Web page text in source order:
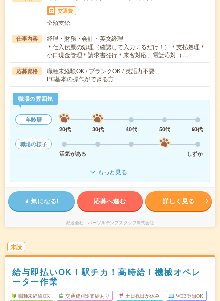
交通費
全額支給
仕事内容
経理・財務・会計・英文経理
＊仕入伝票の処理（確認して入力するだけ！）＊支払処理＊
小口現金管理＊請求書発行＊来客対応、電話応対（…
応募資格
職種未経験OK / ブランクOK / 英語力不要
PC基本の操作ができる方
職場の雰囲気
年齢層
20代
30代 40代 50代
60代
職場の様子
活気がある
しずか
もっと見る
気になる! 応募へ進む 詳しく見る
派遣会社 パーソルテンプスタッフ株式会社
未読
給与即払いOK！駅チカ！高時給！機械オペレ
ーター作業
職種未経験OK 交通費別途支給あり 土日祝日が休み WEB登録OK